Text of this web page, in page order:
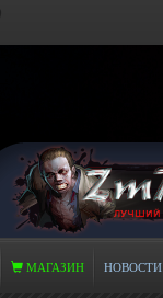
МАГАЗИН НОВОСТИ